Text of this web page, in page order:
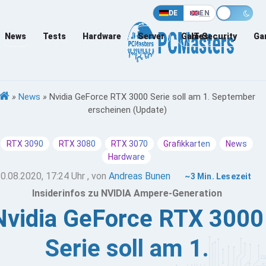
DE EN
News Tests Hardware Server Games
IT-Security
» News » Nvidia GeForce RTX 3000 Serie soll am 1. September
erscheinen (Update)
RTX 3090 RTX 3080 RTX 3070 Grafikkarten
News
Hardware
17:24 Uhr , vonAndreas Bunen ~3 Min. Lesezeit
Insiderinfos zu NVIDIA Ampere-Generation
GeForce RTX 3000
Serie soll am 1.